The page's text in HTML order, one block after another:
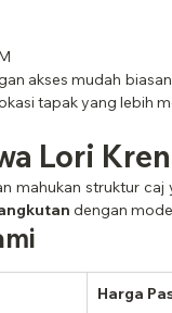
akses mudah
tapak yang lebih
Lori Kren
mahukan struktur
dengan
Harga